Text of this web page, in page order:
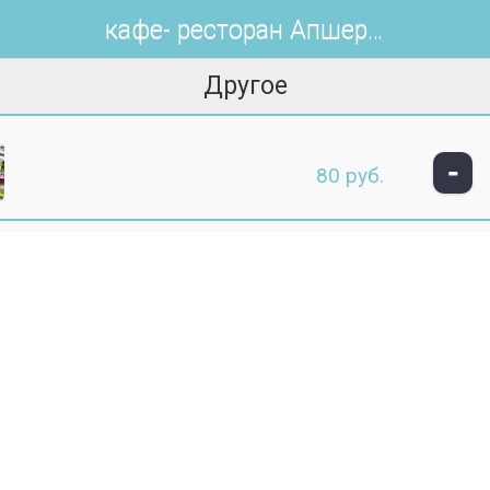
кафе- ресторан Апшерон
Другое
80 руб. -